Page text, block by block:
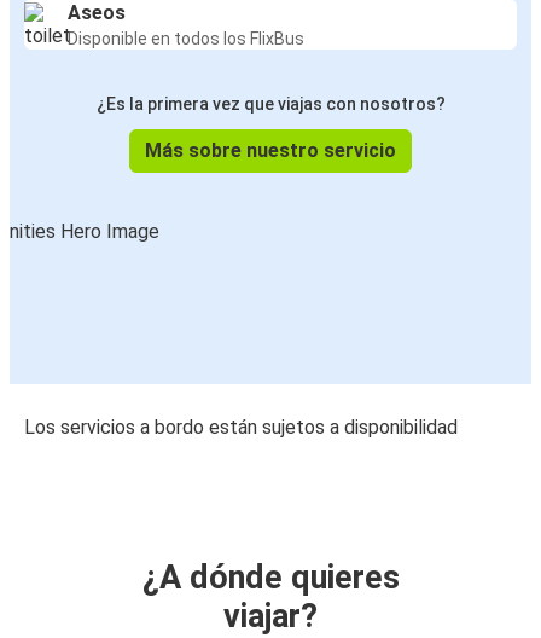
Aseos
Disponible en todos los FlixBus
¿Es la primera vez que viajas con nosotros?
Más sobre nuestro servicio
Los servicios a bordo están sujetos a disponibilidad
¿A dónde quieres
viajar?